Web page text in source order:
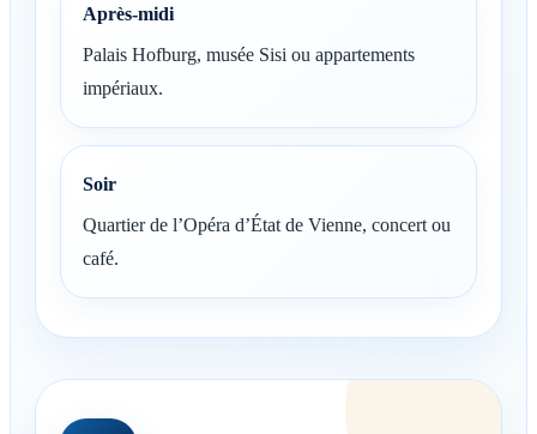
Après-midi
Palais Hofburg, musée Sisi ou appartements
impériaux.
Soir
Quartier de l’Opéra d’État de Vienne, concert ou
café.